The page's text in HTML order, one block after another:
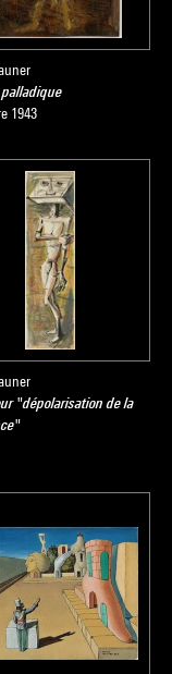
1943
"dépolarisation de la